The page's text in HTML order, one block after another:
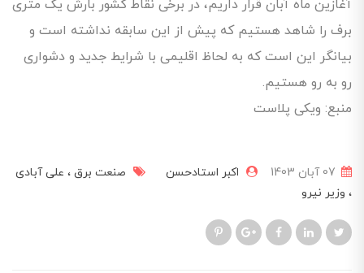
آغازین ماه آبان قرار داریم، در برخی نقاط کشور بارش یک متری
برف را شاهد هستیم که پیش از این سابقه نداشته است و
بیانگر این است که به لحاظ اقلیمی با شرایط جدید و دشواری
رو به رو هستیم.
منبع: ویکی پلاست
07 آبان 1403 اکبر استادحسن صنعت برق علی آبادی
وزیر نیرو